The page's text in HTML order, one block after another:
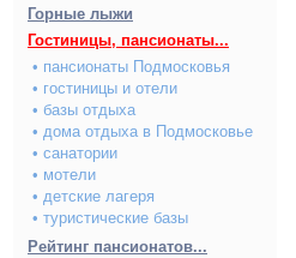
Горные лыжи
Гостиницы, пансионаты...
• пансионаты Подмосковья
• гостиницы и отели
• базы отдыха
• дома отдыха в Подмосковье
• санатории
• мотели
• детские лагеря
• туристические базы
Рейтинг пансионатов...